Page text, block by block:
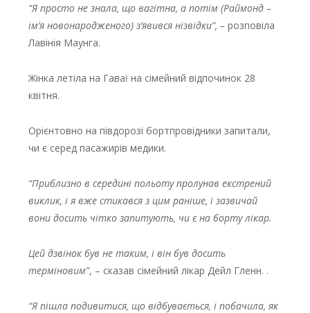
“Я просто не знала, що вагітна, а потім (Раймонд –
ім’я новонародженого) з’явився нізвідки”, – розповіла
Лавінія Маунга.
Жінка летіла на Гаваї на сімейний відпочинок 28
квітня.
Орієнтовно на півдорозі бортпровідники запитали,
чи є серед пасажирів медики.
“Приблизно в середині польоту пролунав екстрений
виклик, і я вже стикався з цим раніше, і зазвичай
вони досить чітко запитують, чи є на борту лікар.
Цей дзвінок був не таким, і він був досить
терміновим”, – сказав сімейний лікар Дейл Гленн. .
“Я пішла подивитися, що відбувається, і побачила, як